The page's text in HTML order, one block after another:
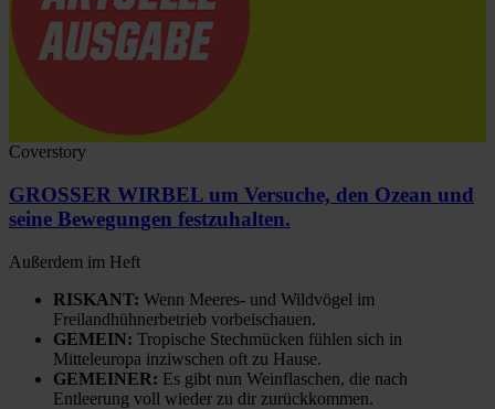
Coverstory
GROSSER WIRBEL um Versuche, den Ozean und
seine Bewegungen festzuhalten.
Außerdem im Heft
RISKANT: Wenn Meeres- und Wildvögel im
Freilandhühnerbetrieb vorbeischauen.
GEMEIN: Tropische Stechmücken fühlen sich in
Mitteleuropa inziwschen oft zu Hause.
GEMEINER: Es gibt nun Weinflaschen, die nach
Entleerung voll wieder zu dir zurückkommen.